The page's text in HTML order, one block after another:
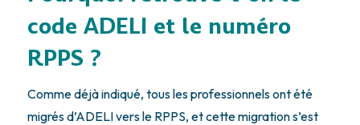
code ADELI et le numéro
RPPS ?
Comme déjà indiqué, tous les professionnels ont été
migrés d’ADELI vers le RPPS, et cette migration s’est